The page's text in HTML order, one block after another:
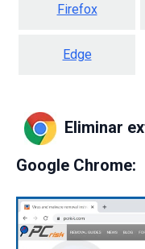
Firefox
Edge
Eliminar
Google Chrome: